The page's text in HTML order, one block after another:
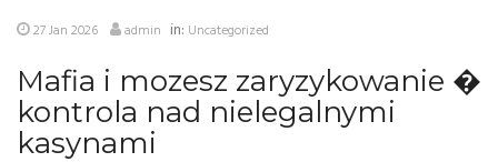
27 Jan 2026 admin in: Uncategorized
Mafia i mozesz zaryzykowanie �
kontrola nad nielegalnymi
kasynami